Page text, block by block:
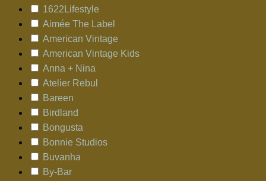
1622Lifestyle
Aimée The Label
American Vintage
American Vintage Kids
Anna + Nina
Atelier Rebul
Bareen
Birdland
Bongusta
Bonnie Studios
Buvanha
By-Bar